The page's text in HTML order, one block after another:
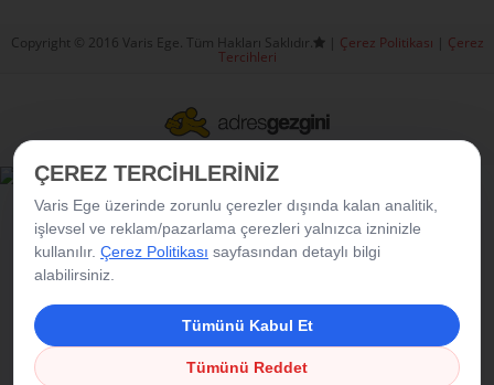
Copyright © 2016 Varis Ege. Tüm Hakları Saklıdır. Çerez Politikası Çerez
Tercihleri
ÇEREZ TERCİHLERİNİZ
Varis Ege üzerinde zorunlu çerezler dışında kalan analitik,
işlevsel ve reklam/pazarlama çerezleri yalnızca izninizle
kullanılır. Çerez Politikası sayfasından detaylı bilgi
alabilirsiniz.
Tümünü Kabul Et
Tümünü Reddet